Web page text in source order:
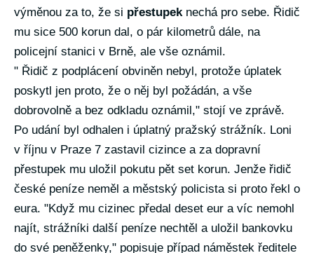
výměnou za to, že si přestupeknechá pro sebe. Řidič
mu sice 500 korun dal, o pár kilometrů dále, na
policejní stanici v Brně, ale vše oznámil.
" Řidič z podplácení obviněn nebyl, protože úplatek
poskytl jen proto, že o něj byl požádán, a vše
dobrovolně a bez odkladu oznámil," stojí ve zprávě.
Po udání byl odhalen i úplatný pražský strážník. Loni
v říjnu v Praze 7 zastavil cizince a za dopravní
přestupek mu uložil pokutu pět set korun. Jenže řidič
české peníze neměl a městský policista si proto řekl o
eura. "Když mu cizinec předal deset eur a víc nemohl
najít, strážníki další peníze nechtěl a uložil bankovku
do své peněženky," popisuje případ náměstek ředitele